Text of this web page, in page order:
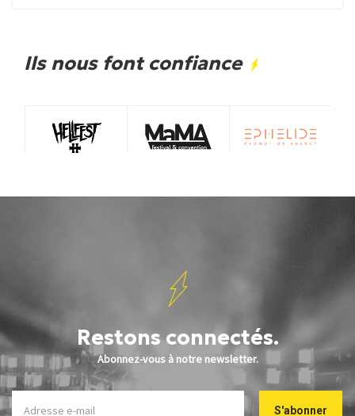
Ils nous font confiance
Restons connectés.
Abonnez-vous à notre newsletter.